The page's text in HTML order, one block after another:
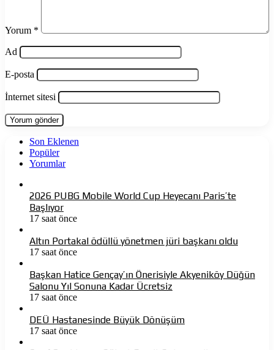
Yorum *
Ad
E-posta
İnternet sitesi
Son Eklenen
Popüler
Yorumlar
2026 PUBG Mobile World Cup Heyecanı Paris’te
Başlıyor
17 saat önce
Altın Portakal ödüllü yönetmen jüri başkanı oldu
17 saat önce
Başkan Hatice Gençay’ın Önerisiyle Akyeniköy Düğün
Salonu Yıl Sonuna Kadar Ücretsiz
17 saat önce
DEÜ Hastanesinde Büyük Dönüşüm
17 saat önce